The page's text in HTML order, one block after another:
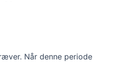
Når denne periode